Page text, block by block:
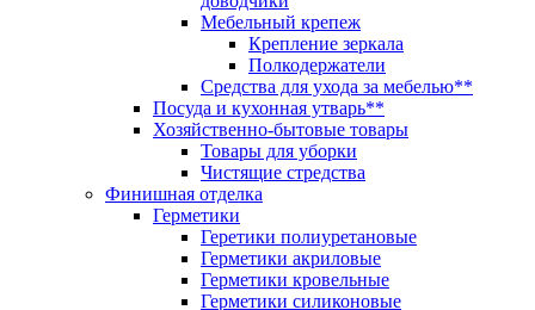
Мебельный крепеж
Крепление зеркала
Полкодержатели
Средства для ухода за мебелью**
Посуда и кухонная утварь**
Хозяйственно-бытовые товары
Товары для уборки
Чистящие стредства
Финишная отделка
Герметики
Геретики полиуретановые
Герметики акриловые
Герметики кровельные
Герметики силиконовые